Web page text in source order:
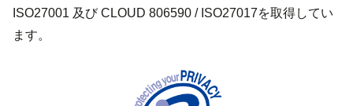
ISO27001 及び CLOUD 806590 / ISO27017を取得してい
ます。